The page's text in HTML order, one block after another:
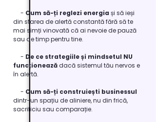
- Cum să-ți reglezi energia și să ieși
din starea de alertă constantă fără să te
mai simți vinovată că ai nevoie de pauză
sau de timp pentru tine.
- De ce strategiile și mindsetul NU
funcționeazădacă sistemul tău nervos e
în alertă.
- Cum să-ți construiești businessul
dintr-un spațiu de aliniere, nu din frică,
sacrificiu sau comparație.